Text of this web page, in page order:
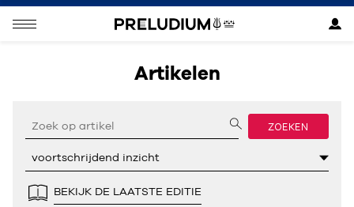
Artikelen
ZOEKEN
BEKIJK DE LAATSTE EDITIE